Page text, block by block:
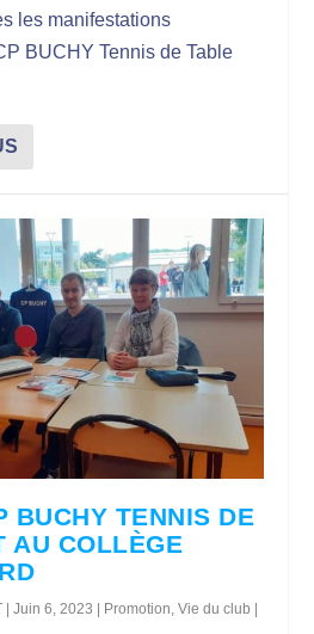
les manifestations
BUCHY Tennis de Table
BUCHY TENNIS DE
AU COLLÈGE
|Juin 6, 2023 Promotion,Vie du club